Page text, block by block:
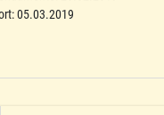
05.03.2019